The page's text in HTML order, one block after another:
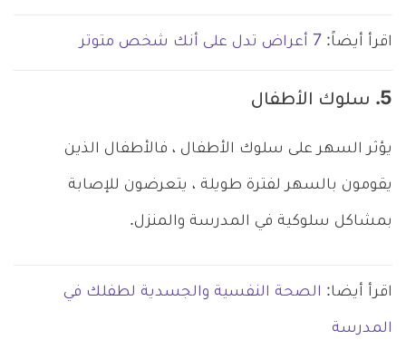
اقرأ أيضاً: 7 أعراض تدل على أنك شخص متوتر
5. سلوك الأطفال
يؤثر السهر على سلوك الأطفال ، فالأطفال الذين
يقومون بالسهر لفترة طويلة ، يتعرضون للإصابة
بمشاكل سلوكية في المدرسة والمنزل.
اقرأ أيضا: الصحة النفسية والجسدية لطفلك في
المدرسة